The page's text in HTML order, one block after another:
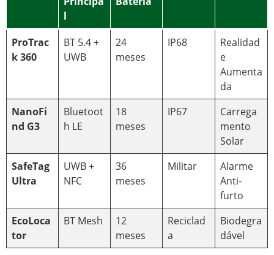
l
ProTrac
k 360
BT 5.4 +
UWB
24
meses
IP68
Realidad
e
Aumenta
da
NanoFi
nd G3
Bluetoot
h LE
18
meses
IP67
Carrega
mento
Solar
SafeTag
Ultra
UWB +
NFC
36
meses
Militar
Alarme
Anti-
furto
EcoLoca
tor
BT Mesh
12
meses
Reciclad
a
Biodegra
dável